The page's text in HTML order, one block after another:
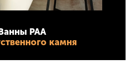
PAA
камня